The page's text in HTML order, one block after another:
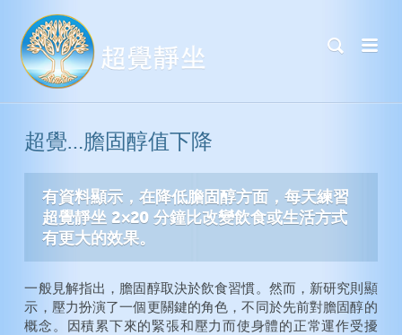
超覺…膽固醇值下降
有資料顯示，在降低膽固醇方面，每天練習
超覺靜坐 2×20 分鐘比改變飲食或生活方式
有更大的效果。
一般見解指出，膽固醇取決於飲食習慣。然而，新研究則顯
示，壓力扮演了一個更關鍵的角色，不同於先前對膽固醇的
概念。因積累下來的緊張和壓力而使身體的正常運作受擾